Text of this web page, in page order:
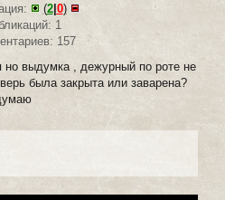
(2| 0)
1
157
но выдумка , дежурный по роте не
была закрыта или заварена?